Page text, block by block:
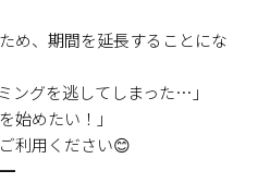
め、期間を延長することにな
ングを逃してしまった…」
始めたい！」
利用ください😊